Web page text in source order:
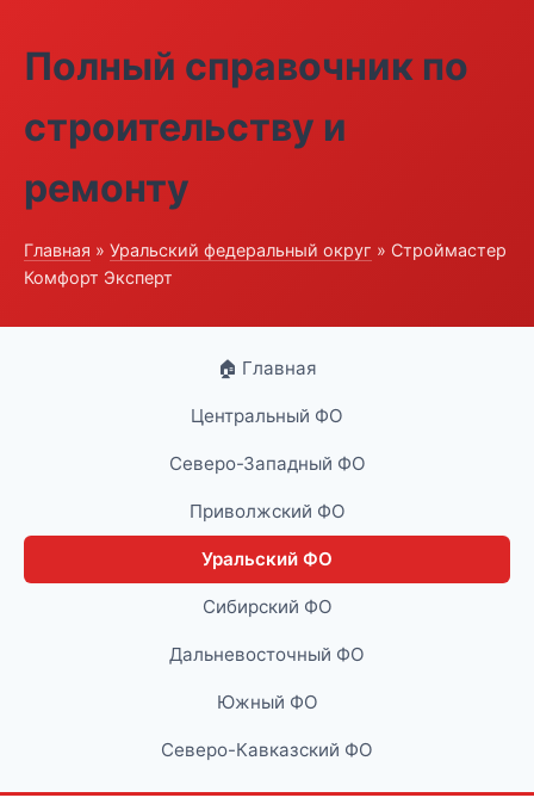
Полный справочник по
строительству и
ремонту
Главная » Уральский федеральный округ » Строймастер
Комфорт Эксперт
🏠 Главная
Центральный ФО
Северо-Западный ФО
Приволжский ФО
Уральский ФО
Сибирский ФО
Дальневосточный ФО
Южный ФО
Северо-Кавказский ФО